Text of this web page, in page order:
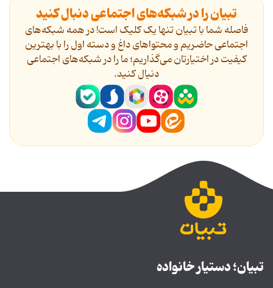
تبیان را در شبکه‌های اجتماعی دنبال کنید
فاصله شما با تبیان تنها یک کلیک است! در همه شبکه‌های
اجتماعی حاضریم و محتواهای داغ و دسته اول را با بهترین
کیفیت در اختیارتان می‌گذاریم؛ ما را در شبکه‌های اجتماعی
دنیال کنید.
تبیان؛ دستیار خانواده